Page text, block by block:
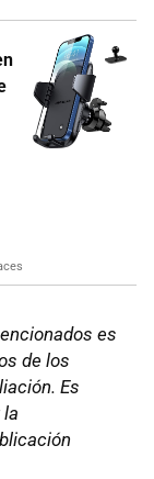
es
de los
Es
la